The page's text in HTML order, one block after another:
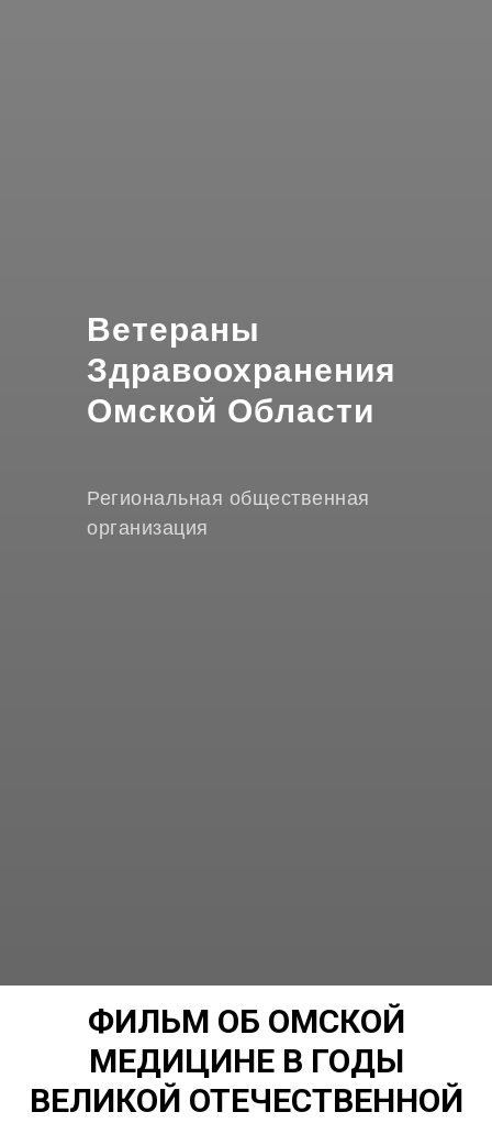
Ветераны
Здравоохранения
Омской Области
Региональная общественная
организация
ФИЛЬМ ОБ ОМСКОЙ
МЕДИЦИНЕ В ГОДЫ
ВЕЛИКОЙ ОТЕЧЕСТВЕННОЙ